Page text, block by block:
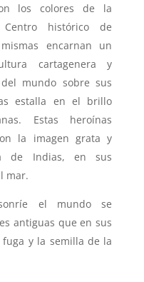
los colores de la
histórico de
encarnan un
cartagenera y
mundo sobre sus
estalla en el brillo
Estas heroínas
la imagen grata y
de Indias, en sus
mar.
el mundo se
antiguas que en sus
y la semilla de la